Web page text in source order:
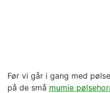
Før vi går i gang med
på de små mumie